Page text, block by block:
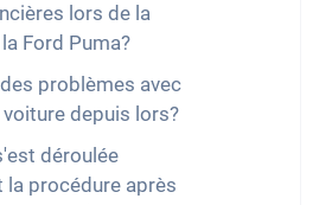
lors de la
Ford Puma?
problèmes avec
voiture depuis lors?
déroulée
procédure après